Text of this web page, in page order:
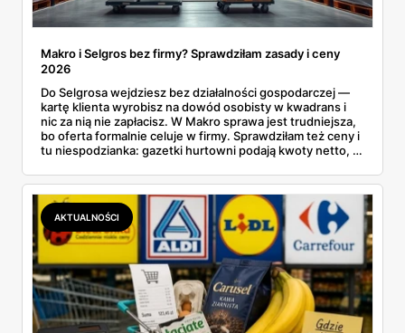
Makro i Selgros bez firmy? Sprawdziłam zasady i ceny
2026
Do Selgrosa wejdziesz bez działalności gospodarczej —
kartę klienta wyrobisz na dowód osobisty w kwadrans i
nic za nią nie zapłacisz. W Makro sprawa jest trudniejsza,
bo oferta formalnie celuje w firmy. Sprawdziłam też ceny i
tu niespodzianka: gazetki hurtowni podają kwoty netto, a
zawsze wygrywa — ta sama kawa ziarnista kosztuje w
Makro ponad dwa razy więcej niż w weekendowej
promocji dyskontu.
AKTUALNOŚCI